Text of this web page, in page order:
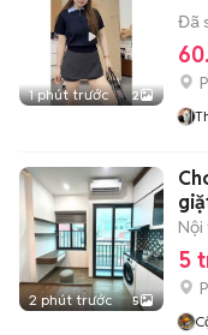
1 phút trước 2
Đã
2 phút trước 5
Nội
5